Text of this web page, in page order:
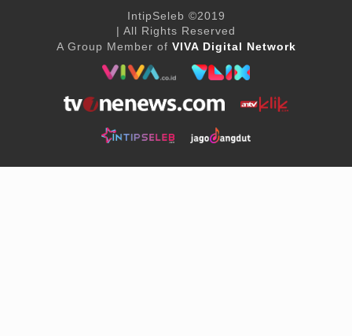
IntipSeleb ©2019
| All Rights Reserved
A Group Member of VIVA Digital Network